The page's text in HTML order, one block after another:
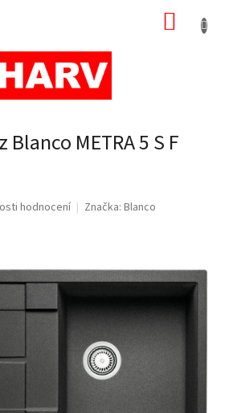
METRA 5 S F
hodnocení Značka: Blanco